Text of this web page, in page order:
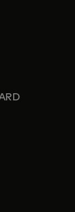
a new tab
new tab